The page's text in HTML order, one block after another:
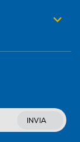
INVIA